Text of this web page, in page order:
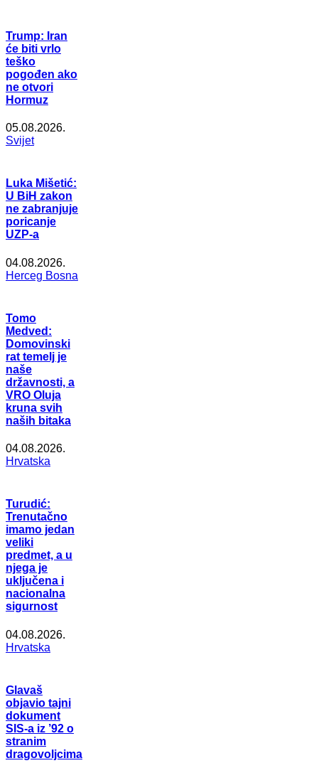
Trump: Iran
će biti vrlo
teško
pogođen ako
ne otvori
Hormuz
05.08.2026.
Svijet
Luka Mišetić:
U BiH zakon
ne zabranjuje
poricanje
UZP-a
04.08.2026.
Herceg Bosna
Tomo
Medved:
Domovinski
rat temelj je
naše
državnosti, a
VRO Oluja
kruna svih
naših bitaka
04.08.2026.
Hrvatska
Turudić:
Trenutačno
imamo jedan
veliki
predmet, a u
njega je
uključena i
nacionalna
sigurnost
04.08.2026.
Hrvatska
Glavaš
objavio tajni
dokument
SIS-a iz ’92 o
stranim
dragovoljcima